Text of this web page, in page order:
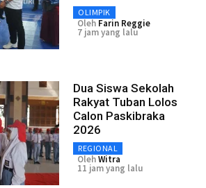
OLIMPIK
Oleh Farin Reggie
7 jam yang lalu
Dua Siswa Sekolah
Rakyat Tuban Lolos
Calon Paskibraka
2026
REGIONAL
OlehWitra
11 jam yang lalu